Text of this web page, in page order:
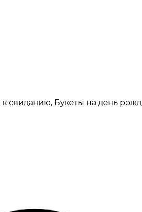
к свиданию, Букеты на день